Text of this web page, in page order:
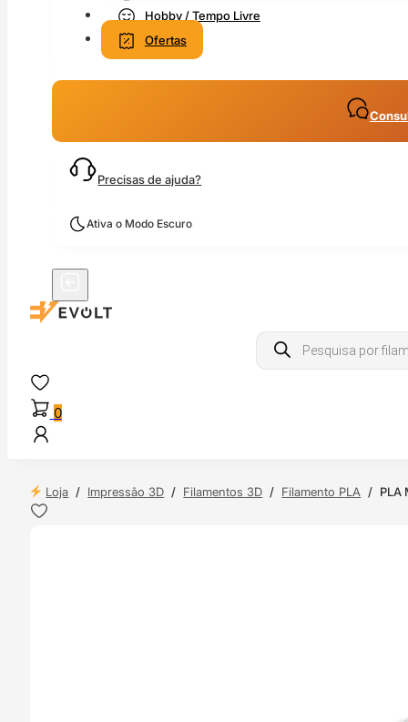
Hobby / Tempo Livre
Ofertas
Precisas de ajuda?
Ativa o Modo Escuro
Products
search
0
Loja / Impressão 3D / Filamentos 3D / Filamento PLA / PLA